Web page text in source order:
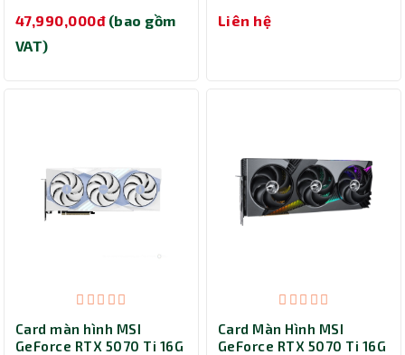
(ROG-ASTRAL-RTX5080-
O16G-GAMING)
47,990,000đ (bao gồm
VAT)
RTX5090-32G-GAMING)
Liên hệ
Card màn hình MSI
GeForce RTX 5070 Ti 16G
Card Màn Hình MSI
GeForce RTX 5070 Ti 16G